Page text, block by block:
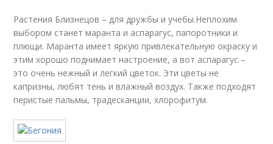
Растения Близнецов – для дружбы и учебы.Неплохим
выбором станет маранта и аспарагус, папоротники и
плющи. Маранта имеет яркую привлекательную окраску и
этим хорошо поднимает настроение, а вот аспарагус –
это очень нежный и легкий цветок. Эти цветы не
капризны, любят тень и влажный воздух. Также подходят
перистые пальмы, традесканции, хлорофитум.